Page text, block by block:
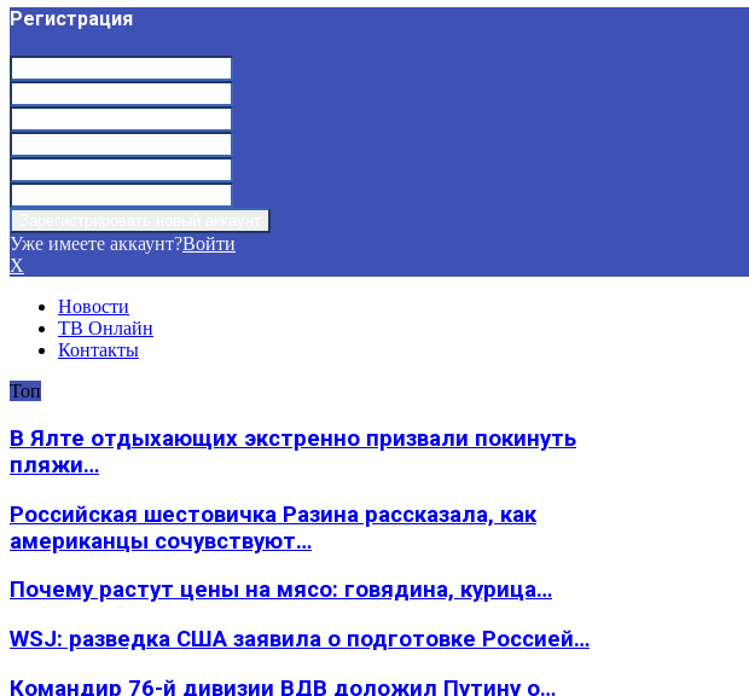
Регистрация
Уже имеете аккаунт?Войти
X
Новости
ТВ Онлайн
Контакты
Топ
В Ялте отдыхающих экстренно призвали покинуть
пляжи…
Российская шестовичка Разина рассказала, как
американцы сочувствуют…
Почему растут цены на мясо: говядина, курица…
WSJ: разведка США заявила о подготовке Россией…
Командир 76-й дивизии ВДВ доложил Путину о…